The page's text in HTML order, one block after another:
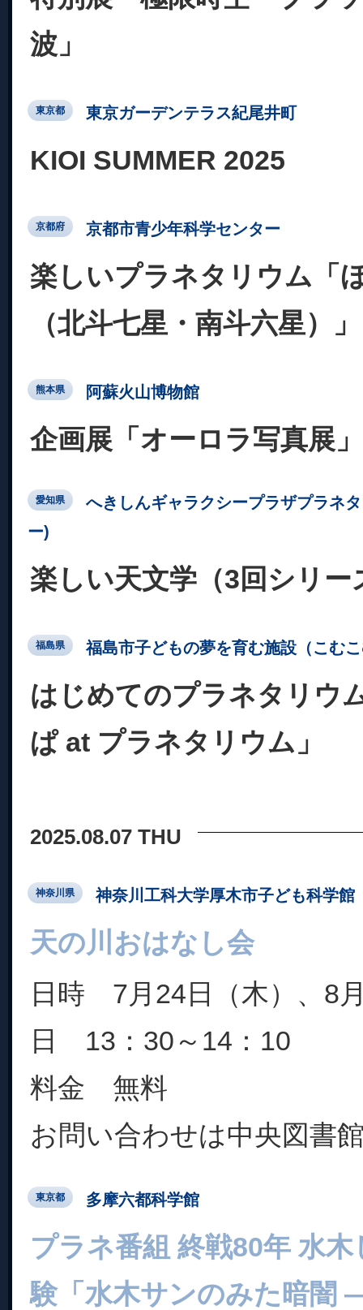
波」
東京都 東京ガーデンテラス紀尾井町
KIOI SUMMER 2025
京都府 京都市青少年科学センター
楽しいプラネタリウム「
（北斗七星・南斗六星）」
熊本県 阿蘇火山博物館
企画展「オーロラ写真展」
愛知県
へきしんギャラクシープラザプラネ
ー)
楽しい天文学（3回シリー
福島県 福島市子どもの夢を育む施設（こむ
はじめてのプラネタリ
ぱ at プラネタリウム」
2025.08.07 THU
神奈川県 神奈川工科大学厚木市子ども科学館
天の川おはなし会
日時 7月24日（木）、8
日 13：30～14：10
料金 無料
お問い合わせは中央図書
東京都 多摩六都科学館
プラネ番組 終戦80年 水
験「水木サンのみた暗闇